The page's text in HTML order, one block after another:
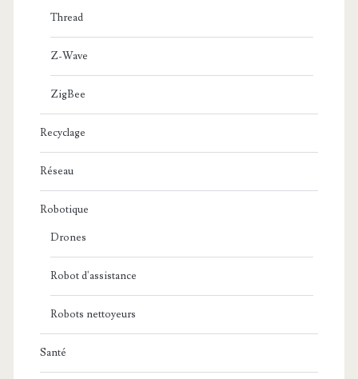
Thread
Z-Wave
ZigBee
Recyclage
Réseau
Robotique
Drones
Robot d'assistance
Robots nettoyeurs
Santé